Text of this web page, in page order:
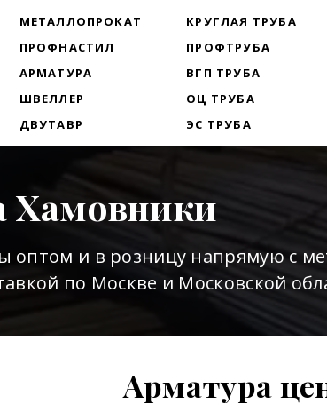
МЕТАЛЛОПРОКАТ
ПРОФНАСТИЛ
АРМАТУРА
ШВЕЛЛЕР
ДВУТАВР
КРУГЛАЯ ТРУБА
ПРОФТРУБА
ВГП ТРУБА
ОЦ ТРУБА
ЭС ТРУБА
Хамовники
оптом и в розницу напрямую с
по Москве и Московской
Арматура